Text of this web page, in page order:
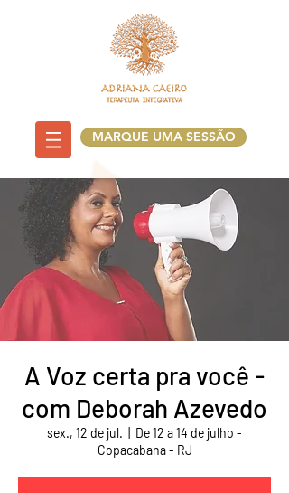
MARQUE UMA SESSÃO
A Voz certa pra você -
com Deborah Azevedo
sex., 12 de jul.
De 12 a 14 de julho -
Copacabana - RJ